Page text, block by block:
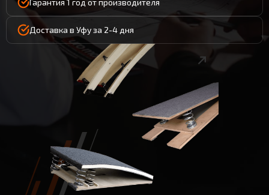
Гарантия 1 год от производителя
Доставка в Уфу за 2-4 дня